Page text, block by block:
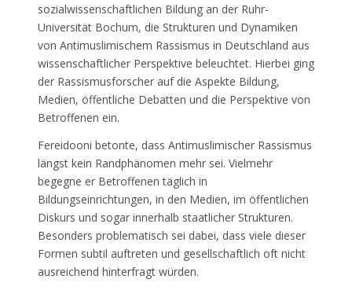
sozialwissenschaftlichen Bildung an der Ruhr-
Universität Bochum, die Strukturen und Dynamiken
von Antimuslimischem Rassismus in Deutschland aus
wissenschaftlicher Perspektive beleuchtet. Hierbei ging
der Rassismusforscher auf die Aspekte Bildung,
Medien, öffentliche Debatten und die Perspektive von
Betroffenen ein.
Fereidooni betonte, dass Antimuslimischer Rassismus
längst kein Randphänomen mehr sei. Vielmehr
begegne er Betroffenen täglich in
Bildungseinrichtungen, in den Medien, im öffentlichen
Diskurs und sogar innerhalb staatlicher Strukturen.
Besonders problematisch sei dabei, dass viele dieser
Formen subtil auftreten und gesellschaftlich oft nicht
ausreichend hinterfragt würden.